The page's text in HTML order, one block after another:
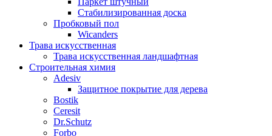
Стабилизированная доска
Пробковый пол
Wicanders
Трава искусственная
Трава искусственная ландшафтная
Строительная химия
Adesiv
Защитное покрытие для дерева
Bostik
Ceresit
Dr.Schutz
Forbo